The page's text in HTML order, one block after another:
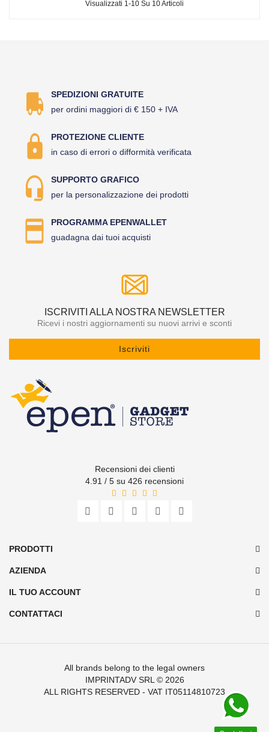
Visualizzati 1-10 Su 10 Articoli
SPEDIZIONI GRATUITE
per ordini maggiori di € 150 + IVA
PROTEZIONE CLIENTE
in caso di errori o difformità verificata
SUPPORTO GRAFICO
per la personalizzazione dei prodotti
PROGRAMMA EPENWALLET
guadagna dai tuoi acquisti
ISCRIVITI ALLA NOSTRA NEWSLETTER
Ricevi i nostri aggiornamenti su nuovi arrivi e sconti
Iscriviti
Recensioni dei clienti
4.91 / 5 su 426 recensioni
PRODOTTI
AZIENDA
IL TUO ACCOUNT
CONTATTACI
All brands belong to the legal owners
IMPRINTADV SRL © 2026
ALL RIGHTS RESERVED - VAT IT05114810723